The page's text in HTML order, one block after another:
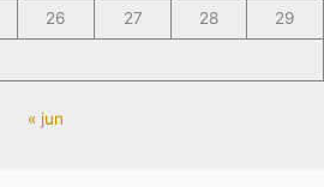
26 27 28 29
« jun